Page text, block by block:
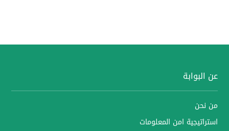
عن البوابة
من نحن
استراتيجية امن المعلومات